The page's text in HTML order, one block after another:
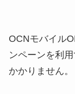
OCNモバイル
ンペーンを利
かかりません。